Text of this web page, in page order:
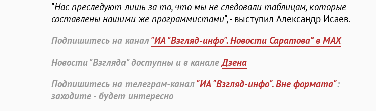
"Нас преследуют лишь за то, что мы не следовали таблицам, которые
составлены нашими же программистами", - выступил Александр Исаев.
Подпишитесь на канал"ИА "Взгляд-инфо". Новости Саратова" в MAX
Новости "Взгляда" доступны и в каналеДзена
Подпишитесь на телеграм-канал"ИА "Взгляд-инфо". Вне формата":
заходите - будет интересно